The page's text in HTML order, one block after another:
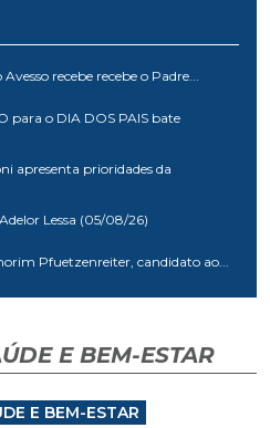
recebe recebe o Padre...
para o DIA DOS PAIS bate
apresenta prioridades da
Lessa (05/08/26)
Pfuetzenreiter, candidato ao...
E BEM-ESTAR
E BEM-ESTAR